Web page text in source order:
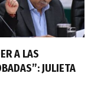
A LAS
JULIETA